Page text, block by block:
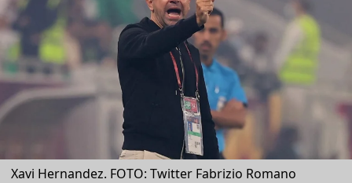
Xavi Hernandez. FOTO: Twitter Fabrizio Romano